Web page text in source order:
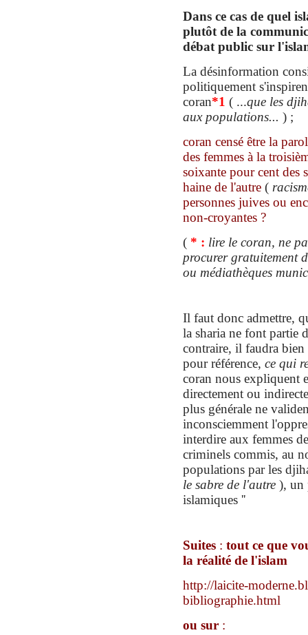
Dans ce cas de quel
plutôt de la
débat public sur
La désinformation
politiquement
coran*1 ( ...que les
aux populations... ) ;
coran censé être la
des femmes à la
soixante pour cent des
haine de l'autre (
personnes juives ou
non-croyantes ?
( * : lire le coran, ne
procurer gratuitement
ou médiathèques
Il faut donc admettre,
la sharia ne font partie
contraire, il faudra bien
pour référence, ce qui
coran nous expliquent
directement ou
plus générale ne
inconsciemment
interdire aux femmes
criminels commis, au
populations par les
le sabre de l'autre ), un
islamiques ''
Suites : tout ce que
la réalité de l'islam
http://laicite-
bibliographie.html
ou sur :